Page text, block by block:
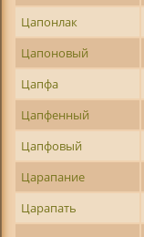
Цапонлак
Цапоновый
Цапфа
Цапфенный
Цапфовый
Царапание
Царапать